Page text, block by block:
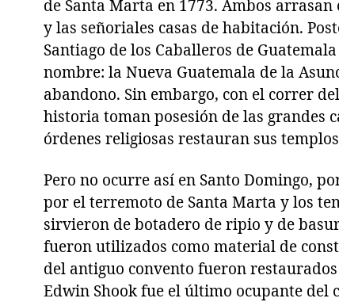
de Santa Marta en 1773. Ambos
y las señoriales casas de habitación.
Santiago de los Caballeros de
nombre: la Nueva Guatemala de la
abandono. Sin embargo, con el correr
historia toman posesión de las grandes
órdenes religiosas restauran sus
Pero no ocurre así en Santo Domingo,
por el terremoto de Santa Marta y los
sirvieron de botadero de ripio y de
fueron utilizados como material de
del antiguo convento fueron
Edwin Shook fue el último ocupante del